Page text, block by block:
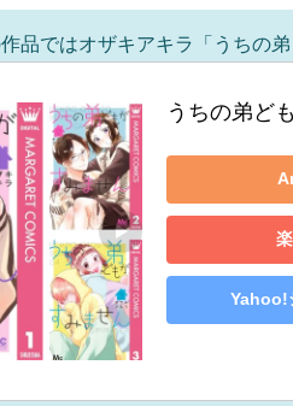
品ではオザキアキラ「うちの
うちの弟ど
Yahoo!